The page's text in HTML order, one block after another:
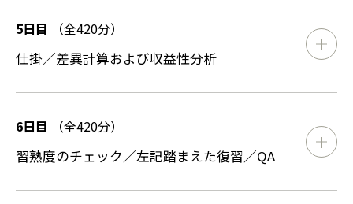
5日目 （全420分）
仕掛／差異計算および収益性分析
6日目 （全420分）
習熟度のチェック／左記踏まえた復習／QA